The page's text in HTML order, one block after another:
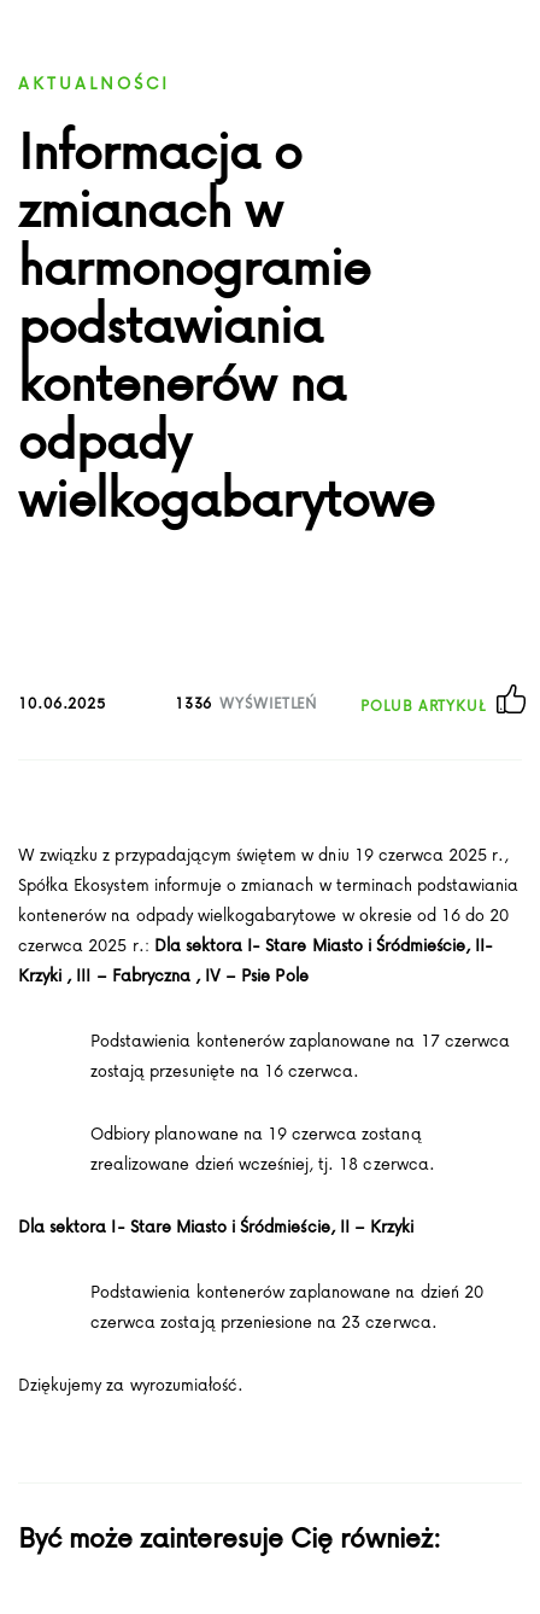
AKTUALNOŚCI
Informacja o
zmianach w
harmonogramie
podstawiania
kontenerów na
odpady
wielkogabarytowe
10.06.2025 1336 WYŚWIETLEŃ POLUB ARTYKUŁ
W związku z przypadającym świętem w dniu 19 czerwca 2025 r.,
Spółka Ekosystem informuje o zmianach w terminach podstawiania
kontenerów na odpady wielkogabarytowe w okresie od 16 do 20
czerwca 2025 r.: Dla sektora I- Stare Miasto i Śródmieście, II-
Krzyki , III – Fabryczna , IV – Psie Pole
Podstawienia kontenerów zaplanowane na 17 czerwca
zostają przesunięte na 16 czerwca.
Odbiory planowane na 19 czerwca zostaną
zrealizowane dzień wcześniej, tj. 18 czerwca.
Dla sektora I-Stare Miasto i Śródmieście, II – Krzyki
Podstawienia kontenerów zaplanowane na dzień 20
czerwca zostają przeniesione na 23 czerwca.
Dziękujemy za wyrozumiałość.
Być może zainteresuje Cię również: